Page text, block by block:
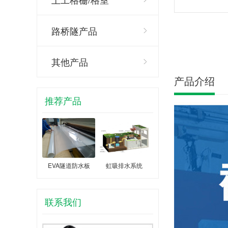
路桥隧产品
其他产品
推荐产品
EVA隧道防水板 虹吸排水系统
联系我们
产品介绍